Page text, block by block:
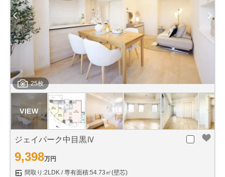
25枚
ジェイパーク中目黒Ⅳ
9,398万円
間取り:2LDK
専有面積:54.73㎡(壁芯)